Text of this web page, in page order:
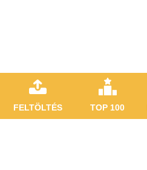
FELTÖLTÉS TOP 100